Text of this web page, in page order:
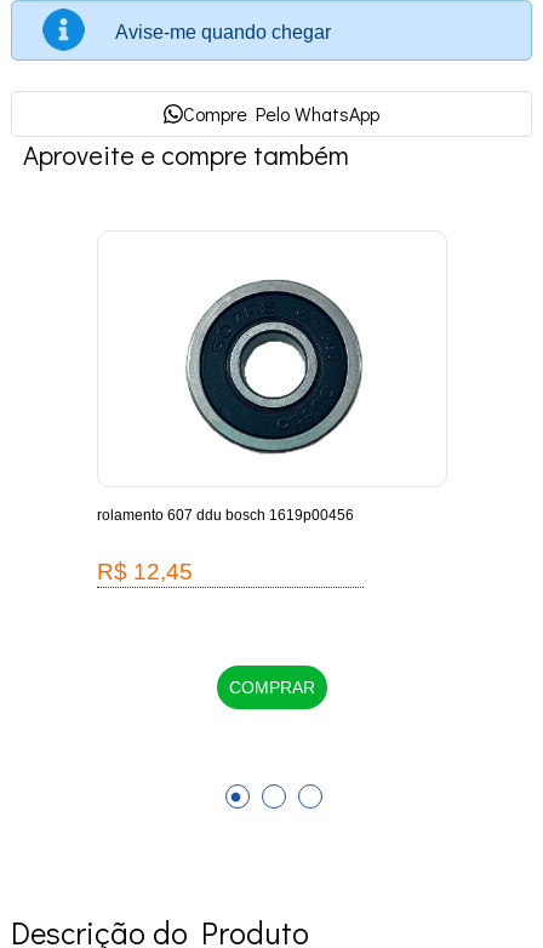
Avise-me quando chegar
Compre Pelo WhatsApp
Aproveite e compre também
rolamento 607 ddu bosch 1619p00456
R$ 12,45
COMPRAR
Descrição do Produto